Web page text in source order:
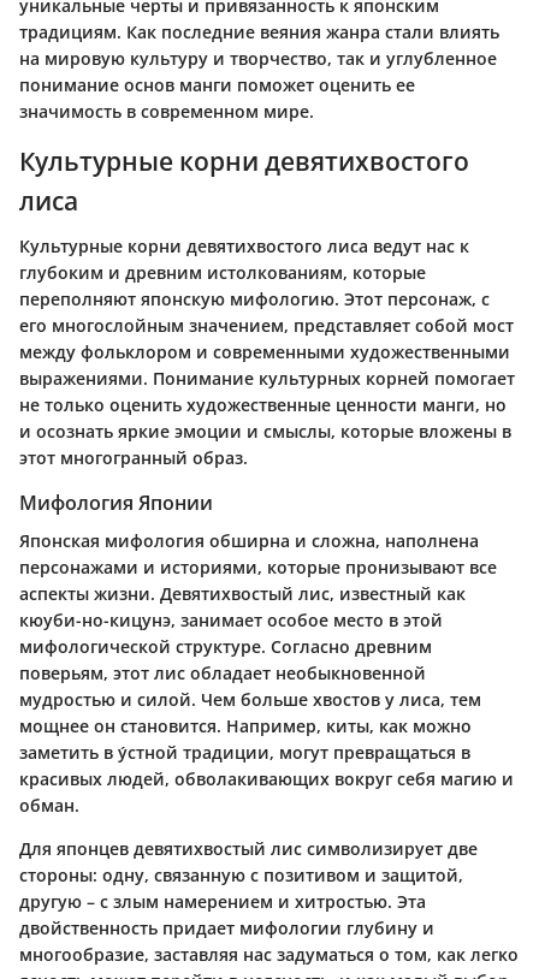
уникальные черты и привязанность к японским
традициям. Как последние веяния жанра стали влиять
на мировую культуру и творчество, так и углубленное
понимание основ манги поможет оценить ее
значимость в современном мире.
Культурные корни девятихвостого
лиса
Культурные корни девятихвостого лиса ведут нас к
глубоким и древним истолкованиям, которые
переполняют японскую мифологию. Этот персонаж, с
его многослойным значением, представляет собой мост
между фольклором и современными художественными
выражениями. Понимание культурных корней помогает
не только оценить художественные ценности манги, но
и осознать яркие эмоции и смыслы, которые вложены в
этот многогранный образ.
Мифология Японии
Японская мифология обширна и сложна, наполнена
персонажами и историями, которые пронизывают все
аспекты жизни. Девятихвостый лис, известный как
кюуби-но-кицунэ, занимает особое место в этой
мифологической структуре. Согласно древним
поверьям, этот лис обладает необыкновенной
мудростью и силой. Чем больше хвостов у лиса, тем
мощнее он становится. Например, киты, как можно
заметить в у́стной традиции, могут превращаться в
красивых людей, обволакивающих вокруг себя магию и
обман.
Для японцев девятихвостый лис символизирует две
стороны: одну, связанную с позитивом и защитой,
другую – с злым намерением и хитростью. Эта
двойственность придает мифологии глубину и
многообразие, заставляя нас задуматься о том, как легко